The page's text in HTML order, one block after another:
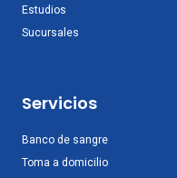
Estudios
Sucursales
Servicios
Banco de sangre
Toma a domicilio